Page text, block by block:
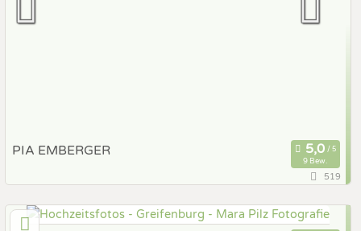
PIA EMBERGER
9 Bew.
6281 Gerlos, Tirol, Österreich
519